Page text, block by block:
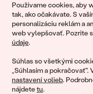
Používame cookies, aby
tak, ako očakávate. S
personalizáciu reklám a
web vylepšovať. Pozrite
údaje.
Súhlas so všetkými
„Súhlasím a
nastavení volieb.
nájdetetu.
© 2011 - 2026, Eppi.sk